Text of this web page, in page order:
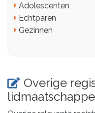
Adolescenten
Echtparen
Gezinnen
Overige